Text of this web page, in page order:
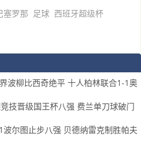
塞罗那 足球 西班牙超级杯
波柳比西奇绝平 十人柏林联合1-1奥
技晋级国王杯八强 费兰单刀球破门
尔图止步八强 贝德纳雷克制胜帕夫